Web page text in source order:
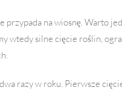
na wiosnę. Warto
wtedy silne cięcie roślin,
razy w roku. Pierwsze